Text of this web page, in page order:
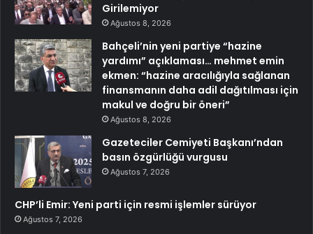
Girilemiyor
Ağustos 8, 2026
Bahçeli’nin yeni partiye “hazine
yardımı” açıklaması… mehmet emin
ekmen: “hazine aracılığıyla sağlanan
finansmanın daha adil dağıtılması için
makul ve doğru bir öneri”
Ağustos 8, 2026
Gazeteciler Cemiyeti Başkanı’ndan
basın özgürlüğü vurgusu
Ağustos 7, 2026
CHP’li Emir: Yeni parti için resmi işlemler sürüyor
Ağustos 7, 2026